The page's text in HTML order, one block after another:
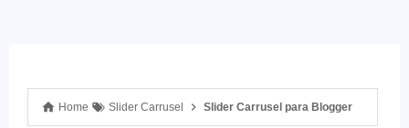
Home Slider Carrusel Slider Carrusel para Blogger